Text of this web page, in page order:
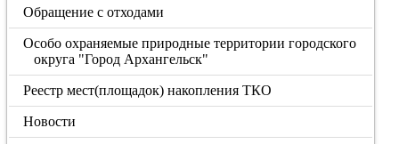
Обращение с отходами
Особо охраняемые природные территории городского
округа "Город Архангельск"
Реестр мест(площадок) накопления ТКО
Новости